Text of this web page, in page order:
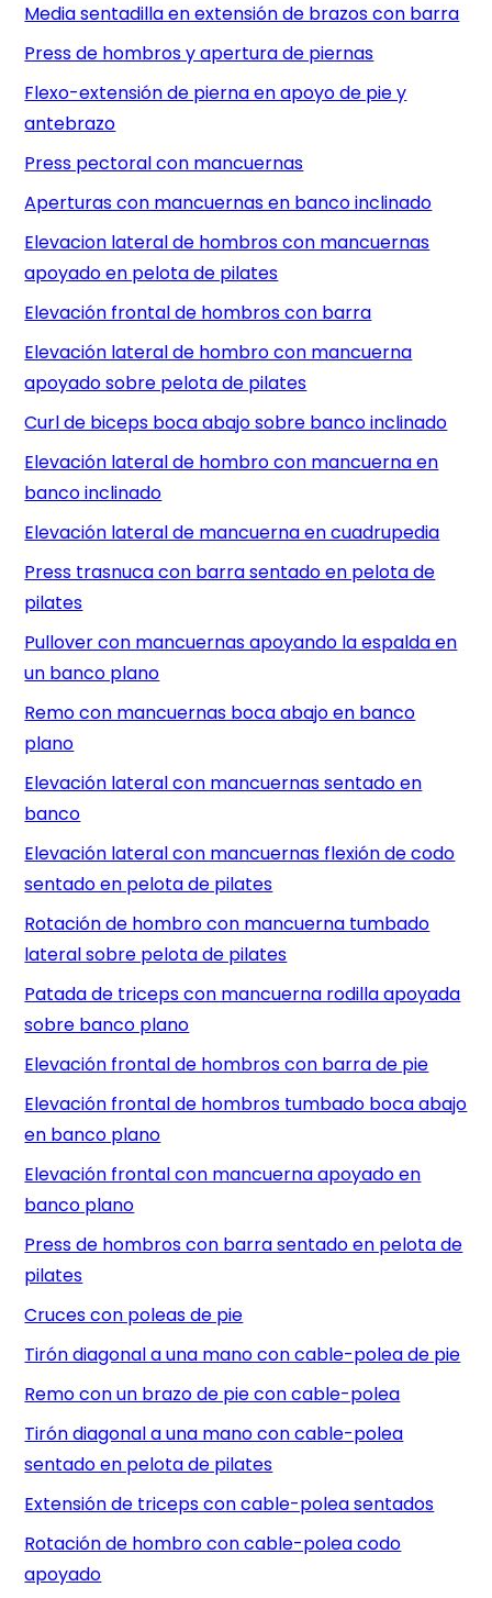
Media sentadilla en extensión de brazos con barra
Press de hombros y apertura de piernas
Flexo-extensión de pierna en apoyo de pie y
antebrazo
Press pectoral con mancuernas
Aperturas con mancuernas en banco inclinado
Elevacion lateral de hombros con mancuernas
apoyado en pelota de pilates
Elevación frontal de hombros con barra
Elevación lateral de hombro con mancuerna
apoyado sobre pelota de pilates
Curl de biceps boca abajo sobre banco inclinado
Elevación lateral de hombro con mancuerna en
banco inclinado
Elevación lateral de mancuerna en cuadrupedia
Press trasnuca con barra sentado en pelota de
pilates
Pullover con mancuernas apoyando la espalda en
un banco plano
Remo con mancuernas boca abajo en banco
plano
Elevación lateral con mancuernas sentado en
banco
Elevación lateral con mancuernas flexión de codo
sentado en pelota de pilates
Rotación de hombro con mancuerna tumbado
lateral sobre pelota de pilates
Patada de triceps con mancuerna rodilla apoyada
sobre banco plano
Elevación frontal de hombros con barra de pie
Elevación frontal de hombros tumbado boca abajo
en banco plano
Elevación frontal con mancuerna apoyado en
banco plano
Press de hombros con barra sentado en pelota de
pilates
Cruces con poleas de pie
Tirón diagonal a una mano con cable-polea de pie
Remo con un brazo de pie con cable-polea
Tirón diagonal a una mano con cable-polea
sentado en pelota de pilates
Extensión de triceps con cable-polea sentados
Rotación de hombro con cable-polea codo
apoyado